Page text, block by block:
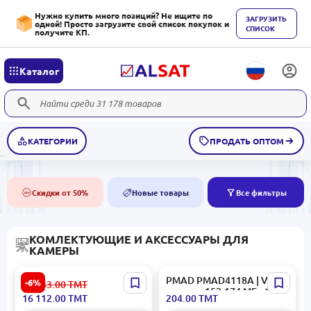
Нужно купить много позиций? Не ищите по
одной! Просто загрузите свой список покупок и
получите КП.
ЗАГРУЗИТЬ
СПИСОК
Каталог
КАТЕГОРИИ ПРОДАТЬ ОПТОМ
50% Скидки от 50% NEW Новые товары Все фильтры
КОМЛЕКТУЮЩИЕ И АКСЕССУАРЫ ДЛЯ
КАМЕРЫ
-6%
DJI RS 4 Pro | 3-осевой
стабилизатор для камеры
профессиональный
17 143.00ТМТ
16 112.00ТМТ
PMAD PMAD4118A | VHF
антенна 152-174 МГц 15
см
204.00ТМТ